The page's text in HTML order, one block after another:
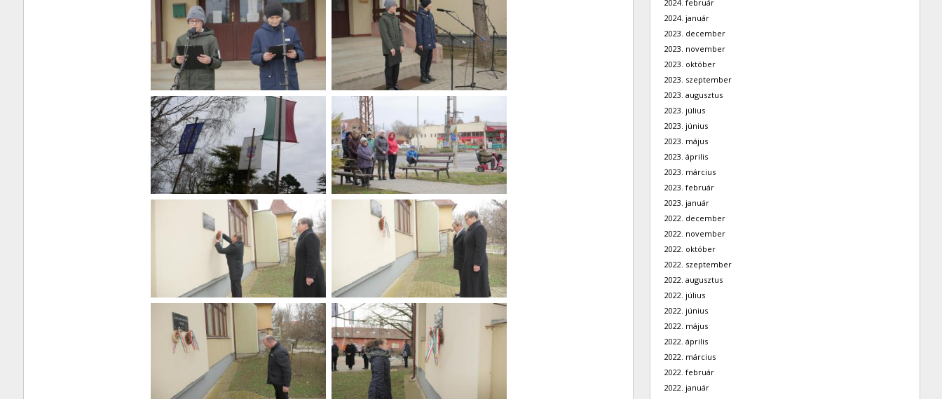
2024. február
2024. január
2023. december
2023. november
2023. október
2023. szeptember
2023. augusztus
2023. július
2023. június
2023. május
2023. április
2023. március
2023. február
2023. január
2022. december
2022. november
2022. október
2022. szeptember
2022. augusztus
2022. július
2022. június
2022. május
2022. április
2022. március
2022. február
2022. január